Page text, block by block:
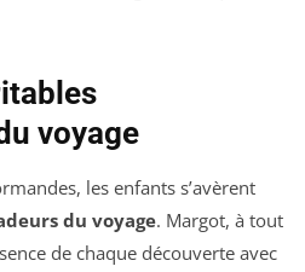
voyage
les enfants s’avèrent
du voyage. Margot, à tout
de chaque découverte avec